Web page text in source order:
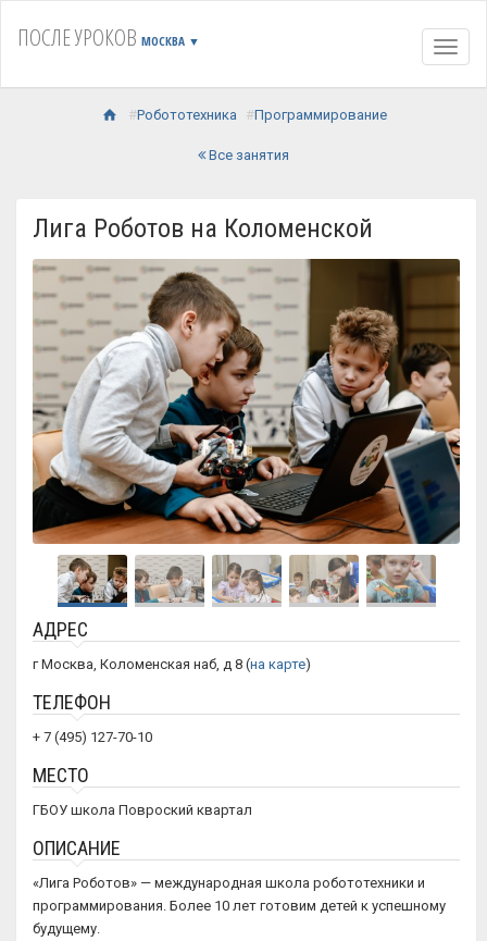
ПОСЛЕ УРОКОВ МОСКВА ▼
Робототехника Программирование
Все занятия
Лига Роботов на Коломенской
АДРЕС
г Москва, Коломенская наб, д 8 (на карте)
ТЕЛЕФОН
+ 7 (495) 127-70-10
МЕСТО
ГБОУ школа Повроский квартал
ОПИСАНИЕ
«Лига Роботов» — международная школа робототехники и
программирования. Более 10 лет готовим детей к успешному
будущему.